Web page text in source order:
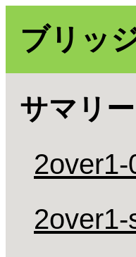
ブリッ
サマリー
2over1-